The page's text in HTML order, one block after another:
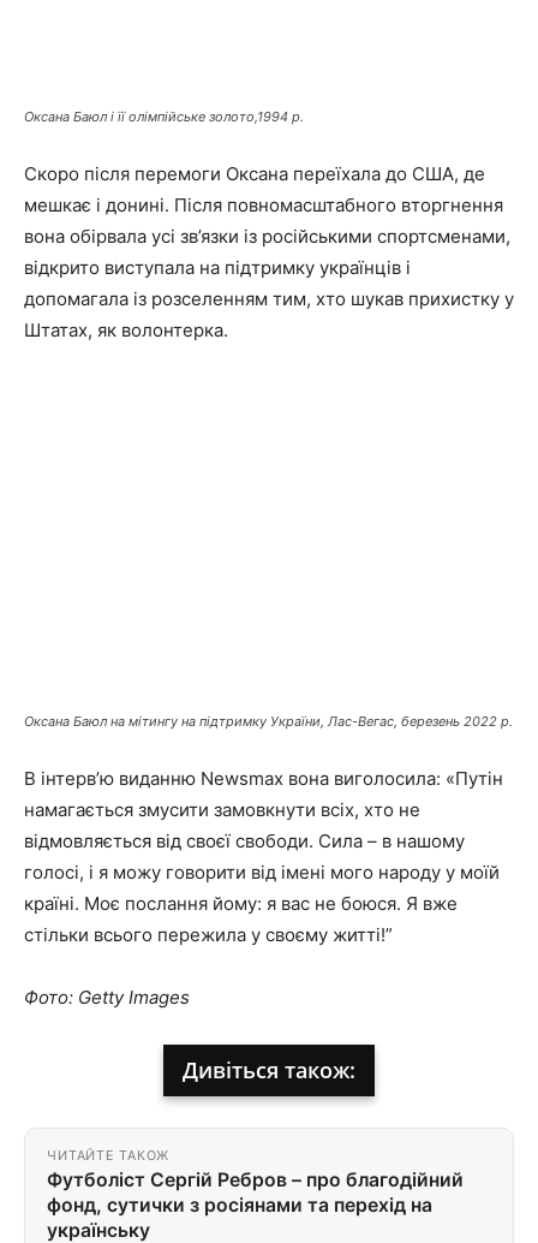
Оксана Баюл і її олімпійське золото,1994 р.
Скоро після перемоги Оксана переїхала до США, де
мешкає і донині. Після повномасштабного вторгнення
вона обірвала усі зв’язки із російськими спортсменами,
відкрито виступала на підтримку українців і
допомагала із розселенням тим, хто шукав прихистку у
Штатах, як волонтерка.
Оксана Баюл на мітингу на підтримку України, Лас-Вегас, березень 2022 р.
В інтерв’ю виданню Newsmax вона виголосила: «Путін
намагається змусити замовкнути всіх, хто не
відмовляється від своєї свободи. Сила – в нашому
голосі, і я можу говорити від імені мого народу у моїй
країні. Моє послання йому: я вас не боюся. Я вже
стільки всього пережила у своєму житті!”
Фото: Getty Images
Дивіться також:
ЧИТАЙТЕ ТАКОЖ
Футболіст Сергій Ребров – про благодійний
фонд, сутички з росіянами та перехід на
українську